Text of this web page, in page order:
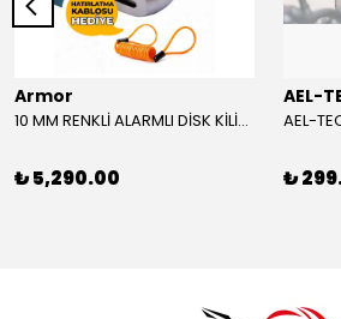
Armor
10 MM RENKLİ ALARMLI DİSK KİLİDİ YENİ VERSİYON
₺ 5,290.00
AEL-
₺